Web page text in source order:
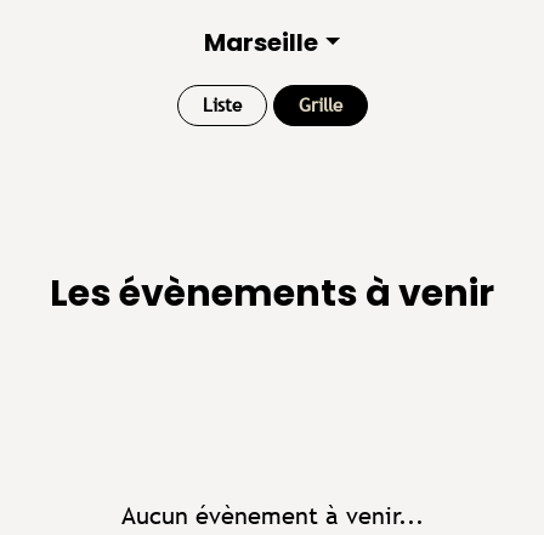
Marseille
Liste Grille
Les évènements à venir
Aucun évènement à venir...